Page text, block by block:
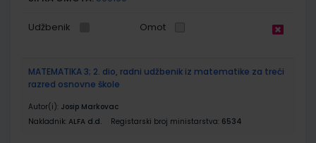
Udžbenik Omot
MATEMATIKA 3; 2. dio, radni udžbenik iz matematike za treći
razred osnovne škole
Autor(i): Josip Markovac
Nakladnik: ALFA d.d. Registarski broj ministarstva: 6534